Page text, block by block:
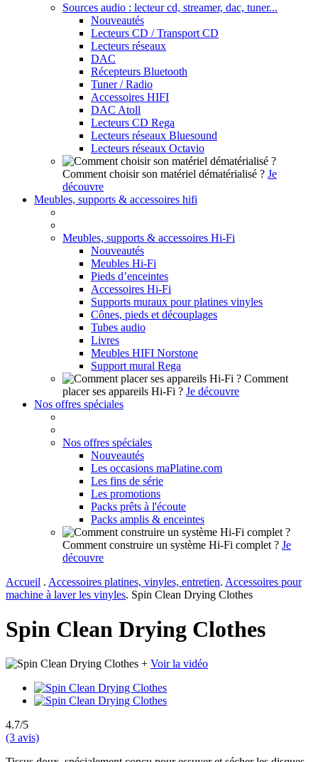
Sources audio : lecteur cd, streamer, dac, tuner...
Nouveautés
Lecteurs CD / Transport CD
Lecteurs réseaux
DAC
Récepteurs Bluetooth
Tuner / Radio
Accessoires HIFI
DAC Atoll
Lecteurs CD Rega
Lecteurs réseaux Bluesound
Lecteurs réseaux Octavio
Comment choisir son matériel dématérialisé ? Je
découvre
Meubles, supports & accessoires hifi
Meubles, supports & accessoires Hi-Fi
Nouveautés
Meubles Hi-Fi
Pieds d’enceintes
Accessoires Hi-Fi
Supports muraux pour platines vinyles
Cônes, pieds et découplages
Tubes audio
Livres
Meubles HIFI Norstone
Support mural Rega
Comment
placer ses appareils Hi-Fi ? Je découvre
Nos offres spéciales
Nos offres spéciales
Nouveautés
Les occasions maPlatine.com
Les fins de série
Les promotions
Packs prêts à l'écoute
Packs amplis & enceintes
Comment construire un système Hi-Fi complet ? Je
découvre
Accueil . Accessoires platines, vinyles, entretien. Accessoires pour
machine à laver les vinyles. Spin Clean Drying Clothes
Spin Clean Drying Clothes
+ Voir la vidéo
4.7/5
(3 avis)